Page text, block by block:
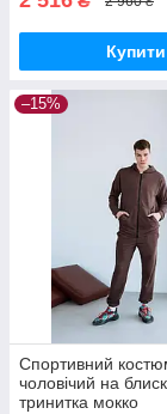
Купити
–15%
Спортивний
чоловічий на
тринитка мокко